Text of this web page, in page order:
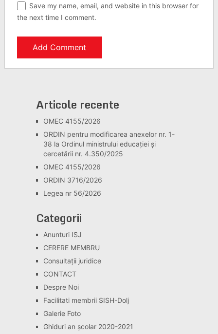
Save my name, email, and website in this browser for
the next time I comment.
Articole recente
OMEC 4155/2026
ORDIN pentru modificarea anexelor nr. 1-
38 la Ordinul ministrului educației și
cercetării nr. 4.350/2025
OMEC 4155/2026
ORDIN 3716/2026
Legea nr 56/2026
Categorii
Anunturi ISJ
CERERE MEMBRU
Consultaţii juridice
CONTACT
Despre Noi
Facilitati membrii SISH-Dolj
Galerie Foto
Ghiduri an școlar 2020-2021